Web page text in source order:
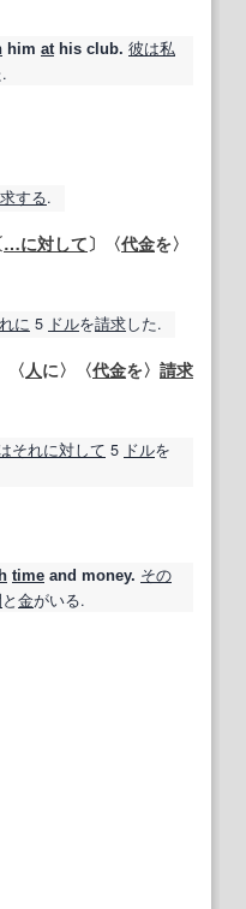
him athis club. 彼は私
する.
…に対して〕〈代金を〉
に 5 ドルを請求した.
〈人に〉〈代金を〉 請求
それに対して 5 ドルを
time and money. その
と金がいる.